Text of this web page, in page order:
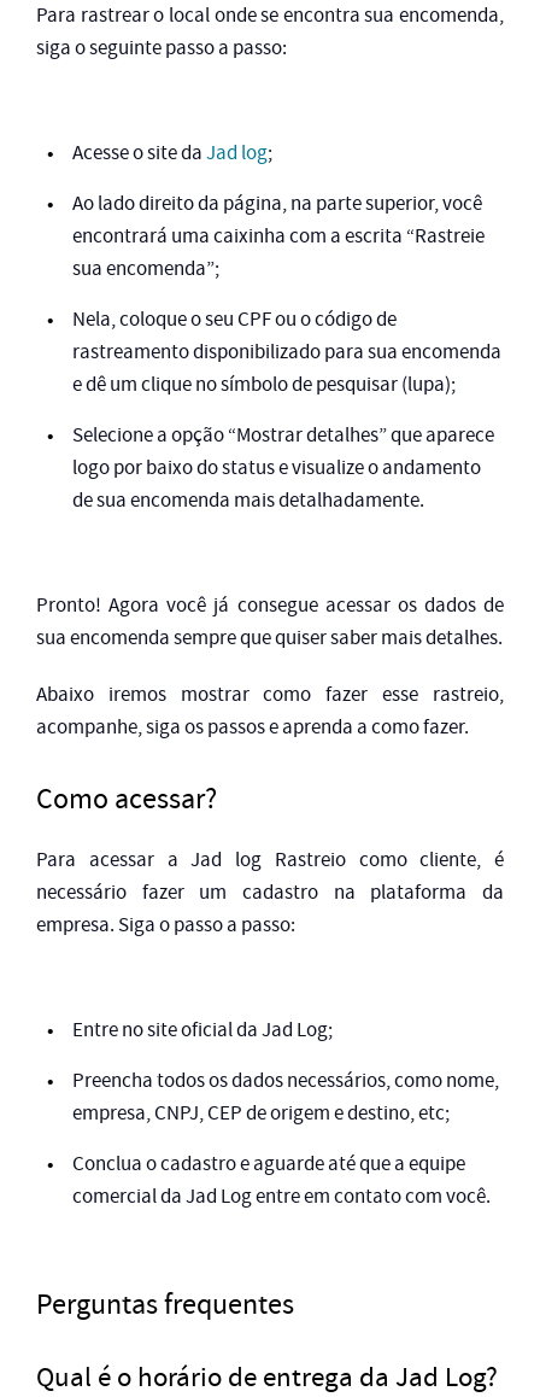
Para rastrear o local onde se encontra sua encomenda,
siga o seguinte passo a passo:
Acesse o site daJad log;
Ao lado direito da página, na parte superior, você
encontrará uma caixinha com a escrita “Rastreie
sua encomenda”;
Nela, coloque o seu CPF ou o código de
rastreamento disponibilizado para sua encomenda
e dê um clique no símbolo de pesquisar (lupa);
Selecione a opção “Mostrar detalhes” que aparece
logo por baixo do status e visualize o andamento
de sua encomenda mais detalhadamente.
Pronto! Agora você já consegue acessar os dados de
sua encomenda sempre que quiser saber mais detalhes.
Abaixo iremos mostrar como fazer esse rastreio,
acompanhe, siga os passos e aprenda a como fazer.
Como acessar?
Para acessar a Jad log Rastreio como cliente, é
necessário fazer um cadastro na plataforma da
empresa. Siga o passo a passo:
Entre no site oficial da Jad Log;
Preencha todos os dados necessários, como nome,
empresa, CNPJ, CEP de origem e destino, etc;
Conclua o cadastro e aguarde até que a equipe
comercial da Jad Log entre em contato com você.
Perguntas frequentes
Qual é o horário de entrega da Jad Log?